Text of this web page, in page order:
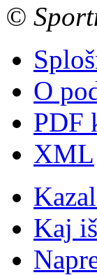
©
O
PDF
XML
Kaj